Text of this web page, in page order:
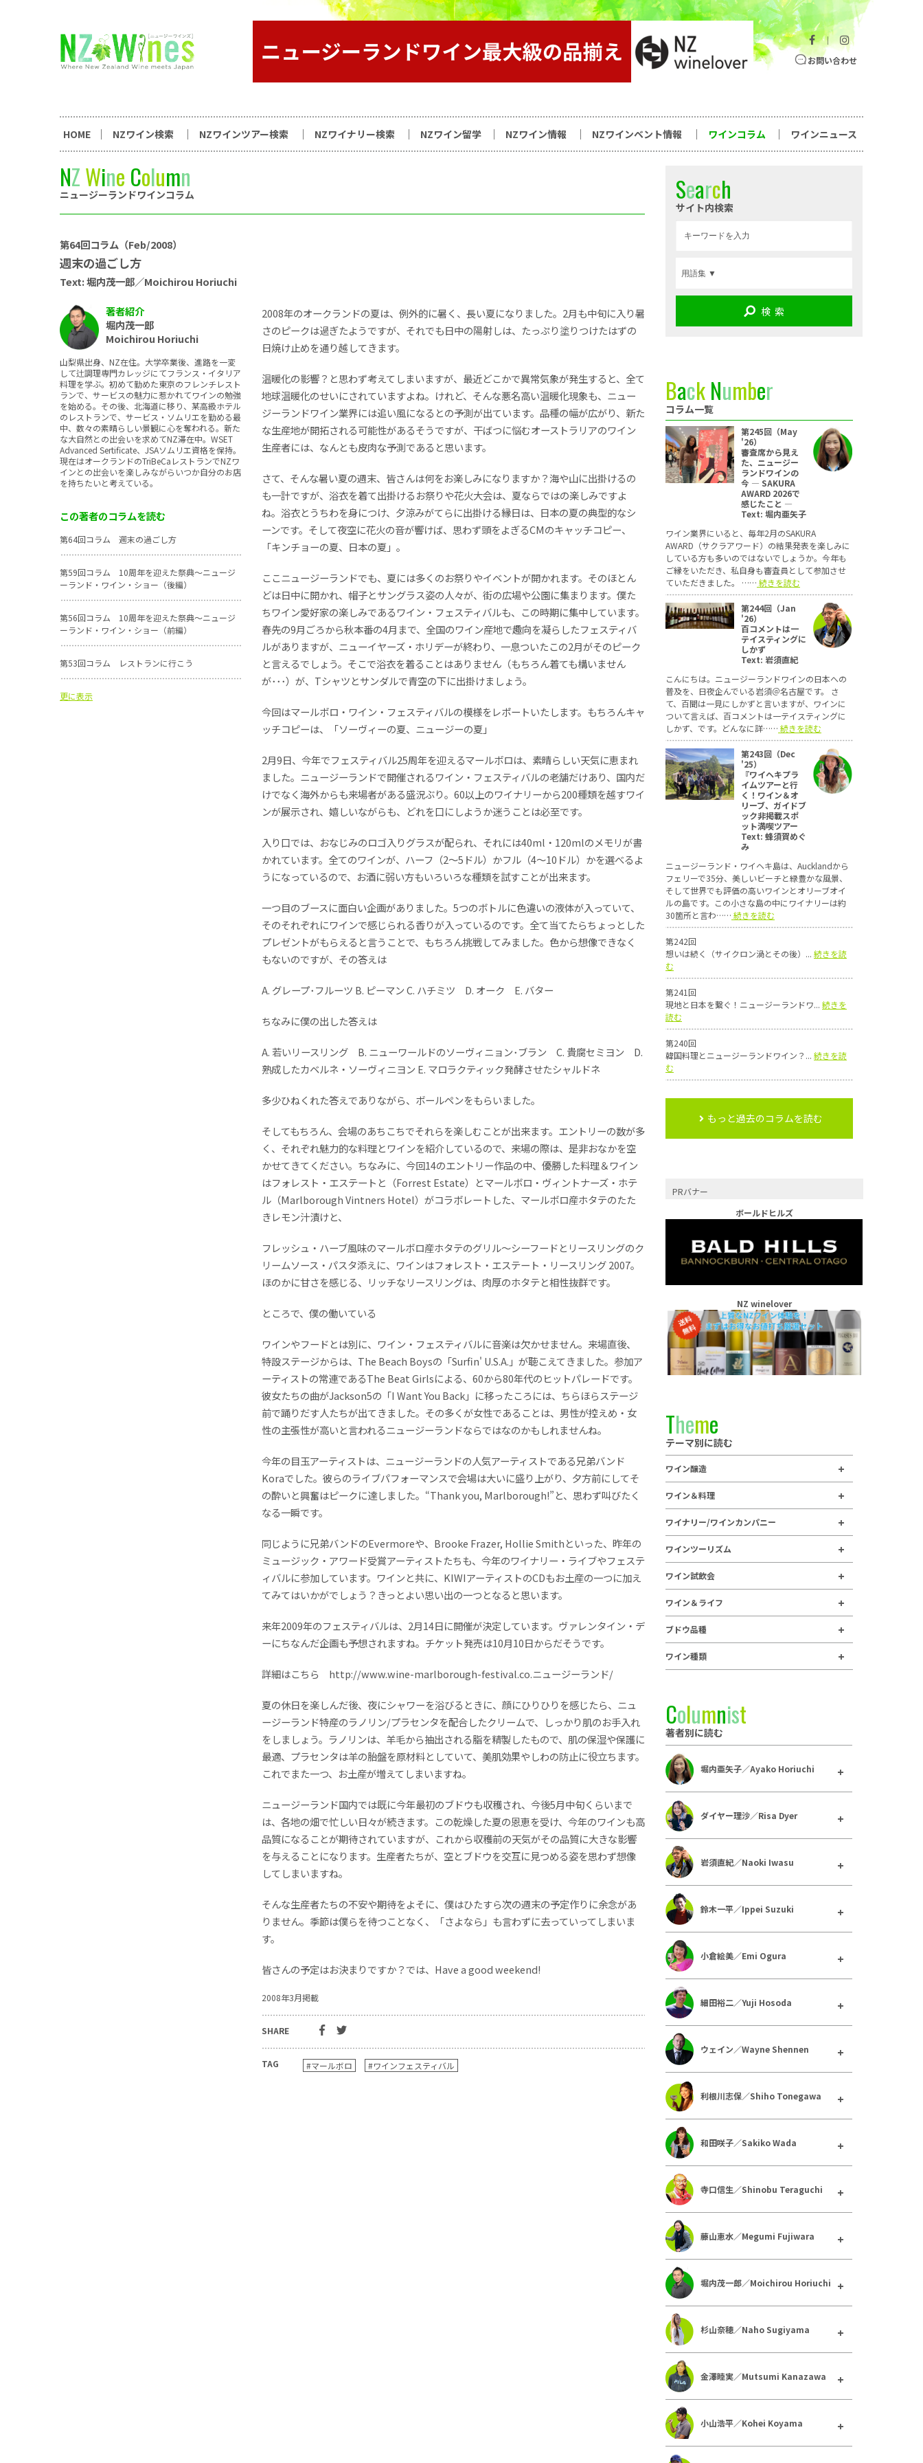
ニュージーランドワイン総合サイト
｜
お問い合わせ
HOME NZワイン検索 NZワインツアー検索 NZワイナリー検索 NZワイン留学 NZワイン情報 NZワインベント情報 ワインコラム ワインニュース
NZWine Column
ニュージーランドワインコラム
第64回コラム（Feb/2008）
週末の過ごし方
Text: 堀内茂一郎／Moichirou Horiuchi
著者紹介
堀内茂一郎
Moichirou Horiuchi
山梨県出身、NZ在住。大学卒業後、進路を一変
して辻調理専門カレッジにてフランス・イタリア
料理を学ぶ。初めて勤めた東京のフレンチレスト
ランで、サービスの魅力に惹かれてワインの勉強
を始める。その後、北海道に移り、某高級ホテル
のレストランで、サービス・ソムリエを勤める最
中、数々の素晴らしい景観に心を奪われる。新た
な大自然との出会いを求めてNZ滞在中。WSET
Advanced Sertificate、JSAソムリエ資格を保持。
現在はオークランドのTriBeCaレストランでNZワ
インとの出会いを楽しみながらいつか自分のお店
を持ちたいと考えている。
この著者のコラムを読む
第64回コラム 週末の過ごし方
第59回コラム 10周年を迎えた祭典～ニュージ
ーランド・ワイン・ショー（後編）
第56回コラム 10周年を迎えた祭典～ニュージ
ーランド・ワイン・ショー（前編）
第53回コラム レストランに行こう
更に表示
2008年のオークランドの夏は、例外的に暑く、長い夏になりました。2月も中旬に入り暑
さのピークは過ぎたようですが、それでも日中の陽射しは、たっぷり塗りつけたはずの
日焼け止めを通り越してきます。
温暖化の影響？と思わず考えてしまいますが、最近どこかで異常気象が発生すると、全て
地球温暖化のせいにされていますよね。けれど、そんな悪名高い温暖化現象も、ニュー
ジーランドワイン業界には追い風になるとの予測が出ています。品種の幅が広がり、新た
な生産地が開拓される可能性があるそうですが、干ばつに悩むオーストラリアのワイン
生産者には、なんとも皮肉な予測であると思います。
さて、そんな暑い夏の週末、皆さんは何をお楽しみになりますか？海や山に出掛けるの
も一計ですが、浴衣を着て出掛けるお祭りや花火大会は、夏ならではの楽しみですよ
ね。浴衣とうちわを身につけ、夕涼みがてらに出掛ける縁日は、日本の夏の典型的なシ
ーンです。そして夜空に花火の音が響けば、思わず頭をよぎるCMのキャッチコピー、
「キンチョーの夏、日本の夏」。
ここニュージーランドでも、夏には多くのお祭りやイベントが開かれます。そのほとん
どは日中に開かれ、帽子とサングラス姿の人々が、街の広場や公園に集まります。僕た
ちワイン愛好家の楽しみであるワイン・フェスティバルも、この時期に集中しています。
春先の9月ごろから秋本番の4月まで、全国のワイン産地で趣向を凝らしたフェスティバ
ルがありますが、ニューイヤーズ・ホリデーが終わり、一息ついたこの2月がそのピーク
と言えるでしょう。そこで浴衣を着ることはありません（もちろん着ても構いません
が･･･）が、Tシャツとサンダルで青空の下に出掛けましょう。
今回はマールボロ・ワイン・フェスティバルの模様をレポートいたします。もちろんキャ
ッチコピーは、「ソーヴィーの夏、ニュージーの夏」
2月9日、今年でフェスティバル25周年を迎えるマールボロは、素晴らしい天気に恵まれ
ました。ニュージーランドで開催されるワイン・フェスティバルの老舗だけあり、国内だ
けでなく海外からも来場者がある盛況ぶり。60以上のワイナリーから200種類を越すワイ
ンが展示され、嬉しいながらも、どれを口にしようか迷うことは必至です。
入り口では、おなじみのロゴ入りグラスが配られ、それには40ml・120mlのメモリが書
かれています。全てのワインが、ハーフ（2～5ドル）かフル（4～10ドル）かを選べるよ
うになっているので、お酒に弱い方もいろいろな種類を試すことが出来ます。
一つ目のブースに面白い企画がありました。5つのボトルに色違いの液体が入っていて、
そのそれぞれにワインで感じられる香りが入っているのです。全て当てたらちょっとした
プレゼントがもらえると言うことで、もちろん挑戦してみました。色から想像できなく
もないのですが、その答えは
A. グレープ･フルーツ B. ピーマン C. ハチミツ D. オーク E. バター
ちなみに僕の出した答えは
A. 若いリースリング B. ニューワールドのソーヴィニョン･ブラン C. 貴腐セミヨン D.
熟成したカベルネ・ソーヴィニヨン E. マロラクティック発酵させたシャルドネ
多少ひねくれた答えでありながら、ボールペンをもらいました。
そしてもちろん、会場のあちこちでそれらを楽しむことが出来ます。エントリーの数が多
く、それぞれ魅力的な料理とワインを紹介しているので、来場の際は、是非おなかを空
かせてきてください。ちなみに、今回14のエントリー作品の中、優勝した料理＆ワイン
はフォレスト・エステートと（Forrest Estate）とマールボロ・ヴィントナーズ・ホテ
ル（Marlborough Vintners Hotel）がコラボレートした、マールボロ産ホタテのたた
きレモン汁漬けと、
フレッシュ・ハーブ風味のマールボロ産ホタテのグリル～シーフードとリースリングのク
リームソース・パスタ添えに、ワインはフォレスト・エステート・リースリング 2007。
ほのかに甘さを感じる、リッチなリースリングは、肉厚のホタテと相性抜群です。
ところで、僕の働いている
ワインやフードとは別に、ワイン・フェスティバルに音楽は欠かせません。来場直後、
特設ステージからは、The Beach Boysの「Surfin' U.S.A.」が聴こえてきました。参加ア
ーティストの常連であるThe Beat Girlsによる、60から80年代のヒットパレードです。
彼女たちの曲がJackson5の「I Want You Back」に移ったころには、ちらほらステージ
前で踊りだす人たちが出てきました。その多くが女性であることは、男性が控えめ・女
性の主張性が高いと言われるニュージーランドならではなのかもしれませんね。
今年の目玉アーティストは、ニュージーランドの人気アーティストである兄弟バンド
Koraでした。彼らのライブパフォーマンスで会場は大いに盛り上がり、夕方前にしてそ
の酔いと興奮はピークに達しました。“Thank you, Marlborough!”と、思わず叫びたく
なる一瞬です。
同じように兄弟バンドのEvermoreや、Brooke Frazer, Hollie Smithといった、昨年の
ミュージック・アワード受賞アーティストたちも、今年のワイナリー・ライブやフェステ
ィバルに参加しています。ワインと共に、KIWIアーティストのCDもお土産の一つに加え
てみてはいかがでしょう？きっとよい思い出の一つとなると思います。
来年2009年のフェスティバルは、2月14日に開催が決定しています。ヴァレンタイン・デ
ーにちなんだ企画も予想されますね。チケット発売は10月10日からだそうです。
詳細はこちら http://www.wine-marlborough-festival.co.ニュージーランド/
夏の休日を楽しんだ後、夜にシャワーを浴びるときに、顔にひりひりを感じたら、ニュ
ージーランド特産のラノリン/プラセンタを配合したクリームで、しっかり肌のお手入れ
をしましょう。ラノリンは、羊毛から抽出される脂を精製したもので、肌の保湿や保護に
最適、プラセンタは羊の胎盤を原材料としていて、美肌効果やしわの防止に役立ちます。
これでまた一つ、お土産が増えてしまいますね。
ニュージーランド国内では既に今年最初のブドウも収穫され、今後5月中旬くらいまで
は、各地の畑で忙しい日々が続きます。この乾燥した夏の恩恵を受け、今年のワインも高
品質になることが期待されていますが、これから収穫前の天気がその品質に大きな影響
を与えることになります。生産者たちが、空とブドウを交互に見つめる姿を思わず想像
してしまいますね。
そんな生産者たちの不安や期待をよそに、僕はひたすら次の週末の予定作りに余念があ
りません。季節は僕らを待つことなく、「さよなら」も言わずに去っていってしまいま
す。
皆さんの予定はお決まりですか？では、Have a good weekend!
2008年3月掲載
SHARE
TAG #マールボロ #ワインフェスティバル
Search
サイト内検索
検 索
BackNumber
コラム一覧
第245回（May
'26）
審査席から見え
た、ニュージー
ランドワインの
今 ― SAKURA
AWARD 2026で
感じたこと ―
Text: 堀内亜矢子
ワイン業界にいると、毎年2月のSAKURA
AWARD（サクラアワード）の結果発表を楽しみに
している方も多いのではないでしょうか。今年も
ご縁をいただき、私自身も審査員として参加させ
ていただきました。 …… 続きを読む
第244回（Jan
'26）
百コメントは一
テイスティングに
しかず
Text: 岩須直紀
こんにちは。ニュージーランドワインの日本への
普及を、日夜企んでいる岩須＠名古屋です。 さ
て、百聞は一見にしかずと言いますが、ワインに
ついて言えば、百コメントは一テイスティングに
しかず、です。どんなに詳…… 続きを読む
第243回（Dec
'25）
『ワイヘキプラ
イムツアーと行
く！ワイン＆オ
リーブ、ガイドブ
ック非掲載スポ
ット満喫ツアー
Text: 蜂須賀めぐ
み
ニュージーランド・ワイヘキ島は、Aucklandから
フェリーで35分、美しいビーチと緑豊かな風景、
そして世界でも評価の高いワインとオリーブオイ
ルの島です。この小さな島の中にワイナリーは約
30箇所と言わ…… 続きを読む
第242回
想いは続く（サイクロン渦とその後）... 続きを読
む
第241回
現地と日本を繋ぐ！ニュージーランドワ... 続きを
読む
第240回
韓国料理とニュージーランドワイン？... 続きを読
む
もっと過去のコラムを読む
PRバナー
ボールドヒルズ
NZ winelover
Theme
テーマ別に読む
ワイン醸造
ワイン＆料理
ワイナリー/ワインカンパニー
ワインツーリズム
ワイン試飲会
ワイン＆ライフ
ブドウ品種
ワイン種類
Columnist
著者別に読む
堀内亜矢子／Ayako Horiuchi
ダイヤー理沙／Risa Dyer
岩須直紀／Naoki Iwasu
鈴木一平／Ippei Suzuki
小倉絵美／Emi Ogura
細田裕二／Yuji Hosoda
ウェイン／Wayne Shennen
利根川志保／Shiho Tonegawa
和田咲子／Sakiko Wada
寺口信生／Shinobu Teraguchi
藤山恵水／Megumi Fujiwara
堀内茂一郎／Moichirou Horiuchi
杉山奈穂／Naho Sugiyama
金澤睦実／Mutsumi Kanazawa
小山浩平／Kohei Koyama